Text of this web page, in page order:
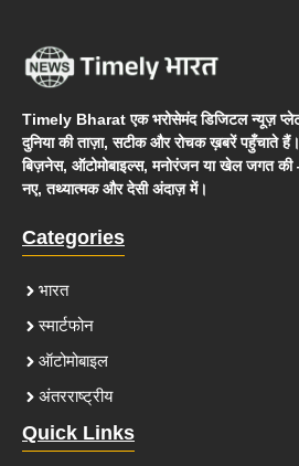
Timely Bharat एक भरोसेमंद डिजिटल न्यूज़
दुनिया की ताज़ा, सटीक और रोचक ख़बरें पहुँचाते हैं।
बिज़नेस, ऑटोमोबाइल्स, मनोरंजन या खेल जगत
नए, तथ्यात्मक और देसी अंदाज़ में।
Categories
भारत
स्मार्टफोन
ऑटोमोबाइल
अंतरराष्ट्रीय
Quick Links